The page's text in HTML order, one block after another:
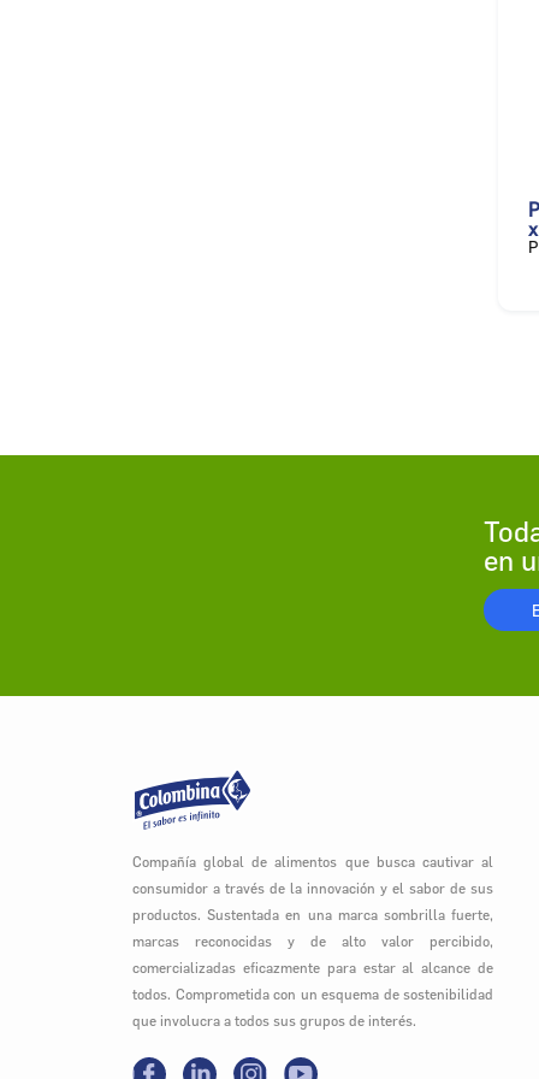
en
Compañía global de alimentos que busca cautivar al
consumidor a través de la innovación y el sabor de sus
productos. Sustentada en una marca sombrilla fuerte,
marcas reconocidas y de alto valor percibido,
comercializadas eficazmente para estar al alcance de
todos. Comprometida con un esquema de sostenibilidad
que involucra a todos sus grupos de interés.